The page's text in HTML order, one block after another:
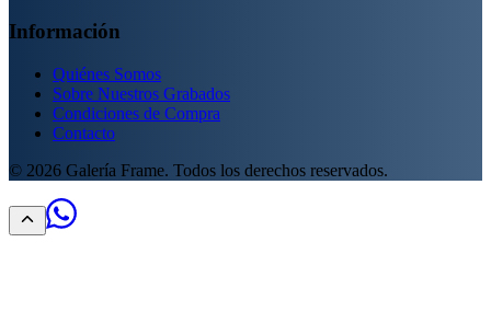
Información
Quiénes Somos
Sobre Nuestros Grabados
Condiciones de Compra
Contacto
© 2026 Galería Frame. Todos los derechos reservados.